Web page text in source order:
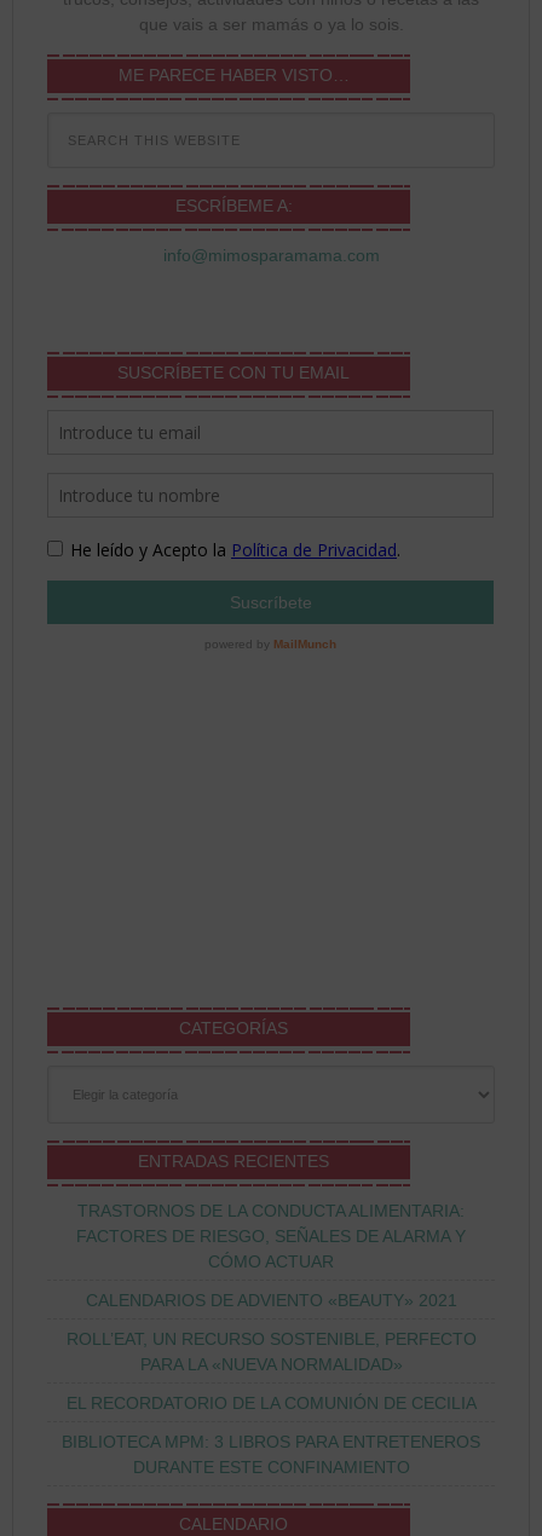
que vais a ser mamás o ya lo sois.
ME PARECE HABER VISTO…
ESCRÍBEME A:
info@mimosparamama.com
SUSCRÍBETE CON TU EMAIL
CATEGORÍAS
ENTRADAS RECIENTES
TRASTORNOS DE LA CONDUCTA ALIMENTARIA:
FACTORES DE RIESGO, SEÑALES DE ALARMA Y
CÓMO ACTUAR
CALENDARIOS DE ADVIENTO «BEAUTY» 2021
ROLL’EAT, UN RECURSO SOSTENIBLE, PERFECTO
PARA LA «NUEVA NORMALIDAD»
EL RECORDATORIO DE LA COMUNIÓN DE CECILIA
BIBLIOTECA MPM: 3 LIBROS PARA ENTRETENEROS
DURANTE ESTE CONFINAMIENTO
CALENDARIO